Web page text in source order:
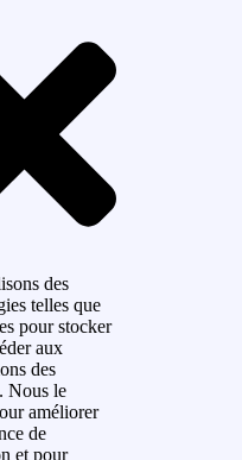
des
telles que
pour stocker
aux
des
Nous le
améliorer
de
et pour